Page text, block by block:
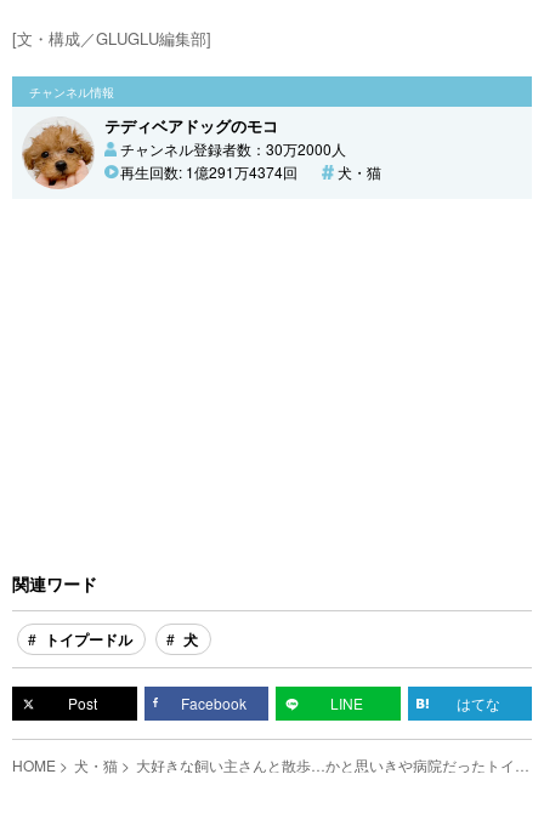
[文・構成／GLUGLU編集部]
チャンネル情報
テディベアドッグのモコ
チャンネル登録者数：30万2000人
再生回数: 1億291万4374回
犬・猫
関連ワード
トイプードル 犬
Post Facebook LINE はてな
HOME 犬・猫 大好きな飼い主さんと散歩…かと思いきや病院だったトイプ
ーの反応は？